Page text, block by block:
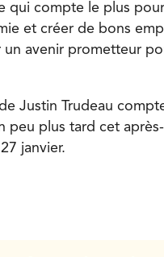
qui compte le plus
et créer de bons
avenir prometteur
Justin Trudeau
peu plus tard cet
janvier.